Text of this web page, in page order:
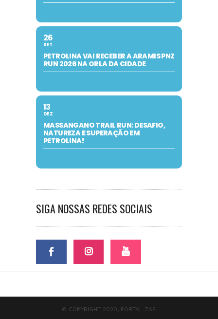
26
SET
PETROLINA VAI RECEBER A ARAMIS PNZ
RUN 2026 NA ORLA DA CIDADE
13
DEZ
MASSANGANO TRAIL RUN: DESAFIO,
NATUREZA E SUPERAÇÃO EM
PETROLINA!
SIGA NOSSAS REDES SOCIAIS
© COPYRIGHT 2020, PORTAL ZAP.